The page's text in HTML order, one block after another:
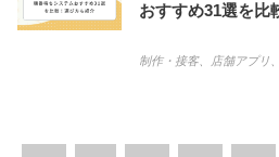
おすすめ31選を比
制作・接客、 店舗アプリ